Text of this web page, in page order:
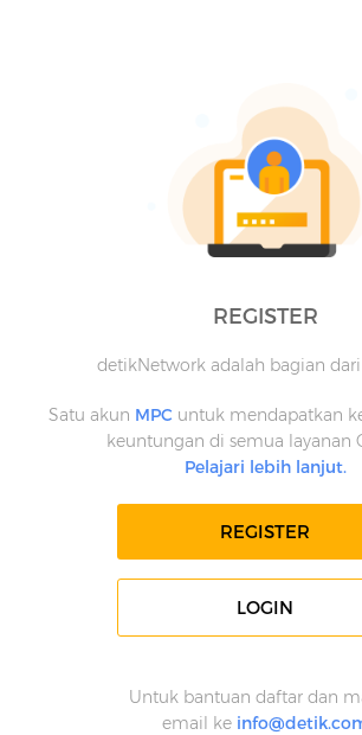
REGISTER
detikNetwork adalah bagian dari
Satu akun MPC untuk mendapatkan
keuntungan di semua layanan
Pelajari lebih lanjut.
REGISTER
LOGIN
Untuk bantuan daftar dan
email ke